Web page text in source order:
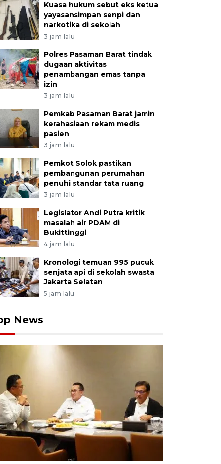
Kuasa hukum sebut eks ketua
yayasansimpan senpi dan
narkotika di sekolah
3 jam lalu
Polres Pasaman Barat tindak
dugaan aktivitas
penambangan emas tanpa
izin
3 jam lalu
Pemkab Pasaman Barat jamin
kerahasiaan rekam medis
pasien
3 jam lalu
Pemkot Solok pastikan
pembangunan perumahan
penuhi standar tata ruang
3 jam lalu
Legislator Andi Putra kritik
masalah air PDAM di
Bukittinggi
4 jam lalu
Kronologi temuan 995 pucuk
senjata api di sekolah swasta
Jakarta Selatan
5 jam lalu
News